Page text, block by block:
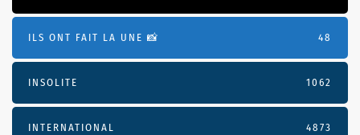
ILS ONT FAIT LA UNE 📸 48
INSOLITE 1062
INTERNATIONAL 4873